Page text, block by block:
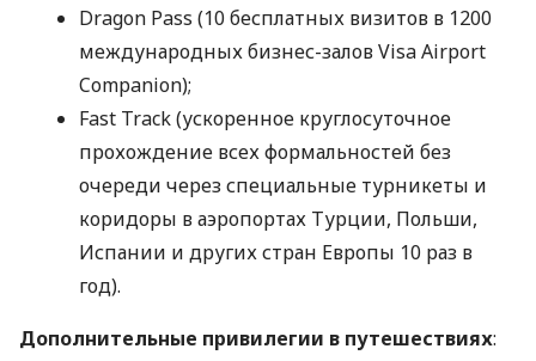
Dragon Pass (10 бесплатных визитов в 1200
международных бизнес-залов Visa Airport
Companion);
Fast Track (ускоренное круглосуточное
прохождение всех формальностей без
очереди через специальные турникеты и
коридоры в аэропортах Турции, Польши,
Испании и других стран Европы 10 раз в
год).
Дополнительные привилегии в путешествиях: